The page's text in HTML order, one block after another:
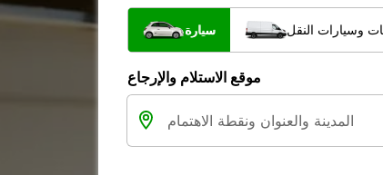
سيارة وسيارات النقل
موقع الاستلام والإرجاع